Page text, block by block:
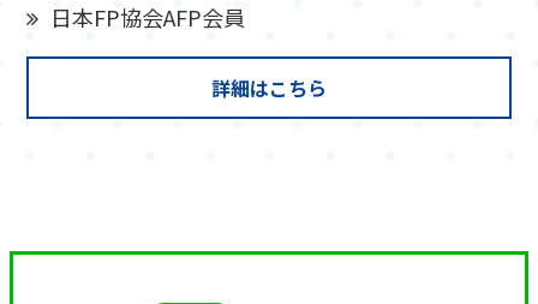
日本FP協会AFP会員
詳細はこちら